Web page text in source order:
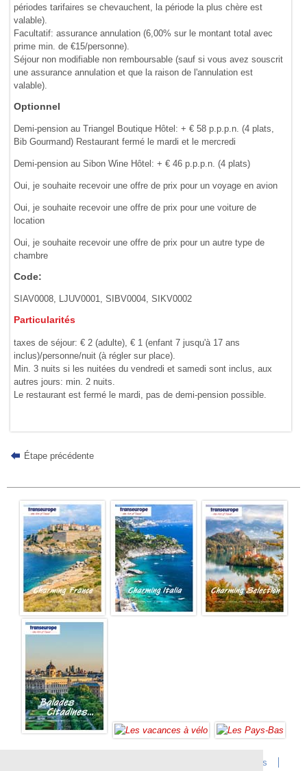
périodes tarifaires se chevauchent, la période la plus chère est
valable).
Facultatif: assurance annulation (6,00% sur le montant total avec
prime min. de €15/personne).
Séjour non modifiable non remboursable (sauf si vous avez souscrit
une assurance annulation et que la raison de l'annulation est
valable).
Optionnel
Demi-pension au Triangel Boutique Hôtel: + € 58 p.p.p.n. (4 plats,
Bib Gourmand) Restaurant fermé le mardi et le mercredi
Demi-pension au Sibon Wine Hôtel: + € 46 p.p.p.n. (4 plats)
Oui, je souhaite recevoir une offre de prix pour un voyage en avion
Oui, je souhaite recevoir une offre de prix pour une voiture de
location
Oui, je souhaite recevoir une offre de prix pour un autre type de
chambre
Code:
SIAV0008, LJUV0001, SIBV0004, SIKV0002
Particularités
taxes de séjour: € 2 (adulte), € 1 (enfant 7 jusqu'à 17 ans
inclus)/personne/nuit (à régler sur place).
Min. 3 nuits si les nuitées du vendredi et samedi sont inclus, aux
autres jours: min. 2 nuits.
Le restaurant est fermé le mardi, pas de demi-pension possible.
Étape précédente
Postes vacants